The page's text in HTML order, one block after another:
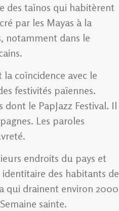
des taïnos qui habitèrent
par les Mayas à la
notamment dans le
coïncidence avec le
festivités païennes.
le PapJazz Festival. Il
Les paroles
endroits du pays et
des habitants de
qui drainent environ 2000
sainte.